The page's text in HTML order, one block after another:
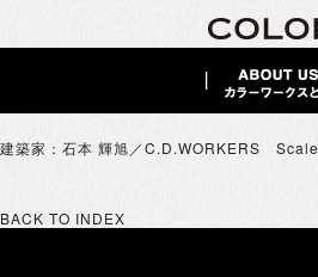
建築家：石本 輝旭／C.D.WORKERS Scale
BACK TO INDEX